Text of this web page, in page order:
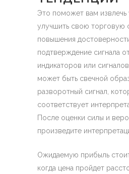
Это поможет вам извлечь
улучшить свою торговую
повышения
подтверждение сигнала
индикаторов или
может быть свечной
разворотный сигнал,
соответствует
После оценки силы и
произведите
Ожидаемую прибыль
когда цена пройдет